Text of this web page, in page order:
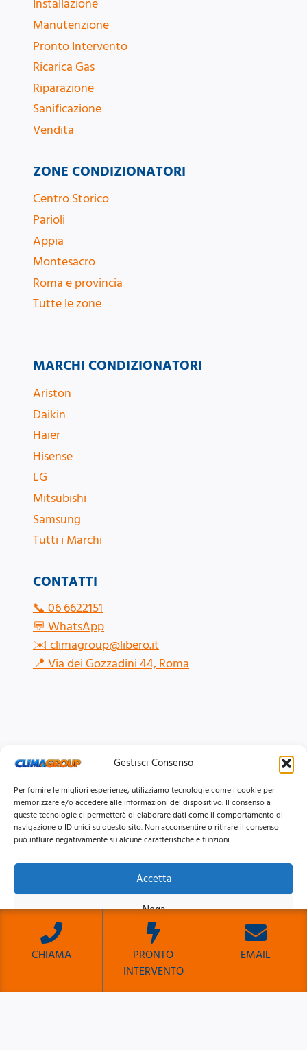
Gestisci Consenso
Per fornire le migliori esperienze, utilizziamo tecnologie come i cookie per
memorizzare e/o accedere alle informazioni del dispositivo. Il consenso a
queste tecnologie ci permetterà di elaborare dati come il comportamento di
navigazione o ID unici su questo sito. Non acconsentire o ritirare il consenso
può influire negativamente su alcune caratteristiche e funzioni.
Accetta
Nega
Visualizza le preferenze
Cookie PolicyPrivacy Policy
ZONE CONDIZIONATORI
Centro Storico
Parioli
Appia
Montesacro
Roma e provincia
Tutte le zone
Installazione
Manutenzione
Pronto Intervento
Ricarica Gas
Riparazione
Sanificazione
Vendita
CONTATTI
📞06 6622151
💬WhatsApp
✉️climagroup@libero.it
📍Via dei Gozzadini 44, Roma
MARCHI CONDIZIONATORI
Ariston
Daikin
Haier
Hisense
LG
Mitsubishi
Samsung
Tutti i Marchi
© 2026 Clima Group Impianti Srls P.IVA: 17771951005
Privacy
CookiePolicy | Mappa del Sito
CHIAMA
PRONTO
INTERVENTO
EMAIL